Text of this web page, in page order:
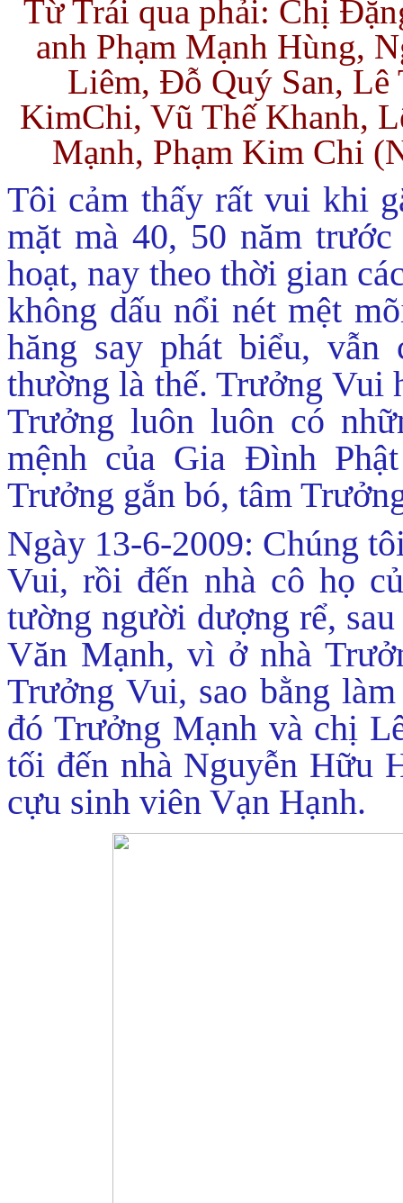
Từ Trái qua phải: Chị
anh Phạm Mạnh Hùng,
Liêm, Đỗ Quý San,
KimChi, Vũ Thế Khanh,
Mạnh, Phạm Kim Chi
Tôi cảm thấy rất vui khi
mặt mà 40, 50 năm
hoạt, nay theo thời gian
không dấu nổi nét mệt
hăng say phát biểu,
thường là thế. Trưởng Vui
Trưởng luôn luôn có
mệnh của Gia Đình
Trưởng gắn bó, tâm
Ngày 13-6-2009: Chúng
Vui, rồi đến nhà cô họ
tường người dượng rể,
Văn Mạnh, vì ở nhà
Trưởng Vui, sao bằng
đó Trưởng Mạnh và chị
tối đến nhà Nguyễn Hữu
cựu sinh viên Vạn Hạnh.